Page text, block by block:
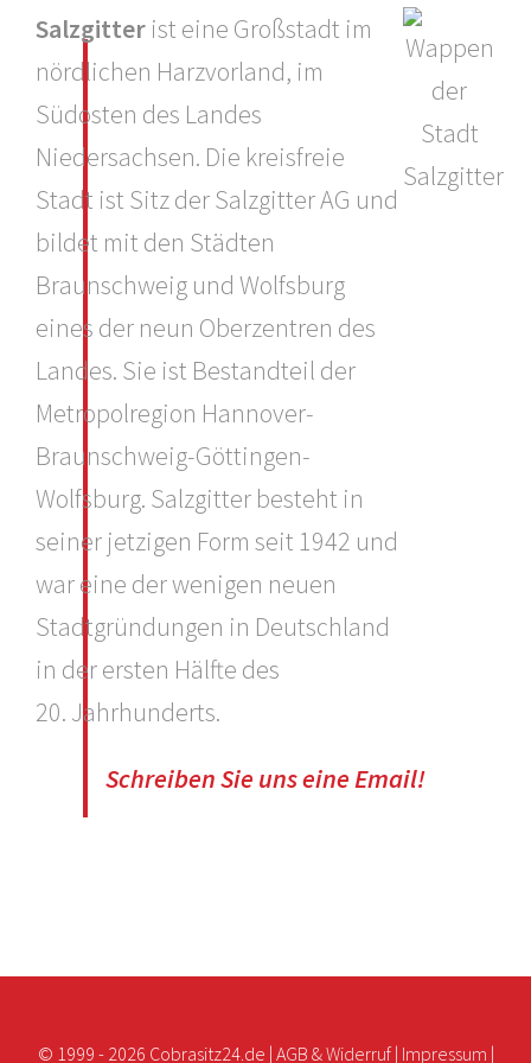
Salzgitter ist eine Großstadt im
nördlichen Harzvorland, im
Südosten des Landes
Niedersachsen. Die kreisfreie
Stadt ist Sitz der Salzgitter AG und
bildet mit den Städten
Braunschweig und Wolfsburg
eines der neun Oberzentren des
Landes. Sie ist Bestandteil der
Metropolregion Hannover-
Braunschweig-Göttingen-
Wolfsburg. Salzgitter besteht in
seiner jetzigen Form seit 1942 und
war eine der wenigen neuen
Stadtgründungen in Deutschland
in der ersten Hälfte des
20. Jahrhunderts.
Schreiben Sie uns eine Email!
© 1999 - 2026 Cobrasitz24.de | AGB & Widerruf| Impressum |